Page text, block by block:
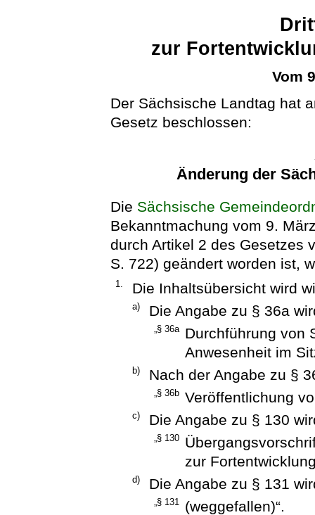
zur
Vom
Der Sächsische Landtag hat
Gesetz beschlossen:
Änderung der
Die Sächsische
Bekanntmachung vom 9.
durch Artikel 2 des Gesetzes
S. 722) geändert worden ist,
1. Die Inhaltsübersicht wird
a) Die Angabe zu § 36a
„§ 36a
Durchführung von
Anwesenheit im
b) Nach der Angabe zu §
„§ 36b Veröffentlichung
c) Die Angabe zu § 130
„§ 130
zur
d) Die Angabe zu § 131
„§ 131 (weggefallen)“.